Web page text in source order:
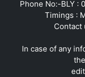
Phone No:-BLY :
Timings :
Contact
In case of any